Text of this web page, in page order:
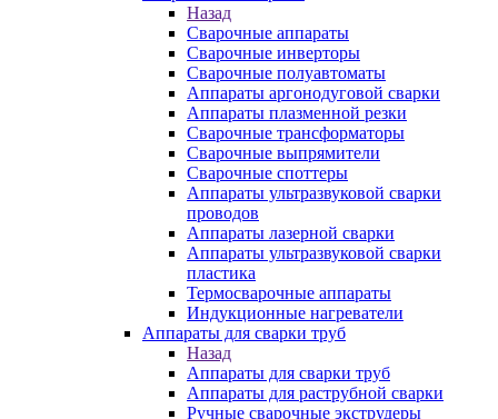
Назад
Сварочные аппараты
Сварочные инверторы
Сварочные полуавтоматы
Аппараты аргонодуговой сварки
Аппараты плазменной резки
Сварочные трансформаторы
Сварочные выпрямители
Сварочные споттеры
Аппараты ультразвуковой сварки
проводов
Аппараты лазерной сварки
Аппараты ультразвуковой сварки
пластика
Термосварочные аппараты
Индукционные нагреватели
Аппараты для сварки труб
Назад
Аппараты для сварки труб
Аппараты для раструбной сварки
Ручные сварочные экструдеры